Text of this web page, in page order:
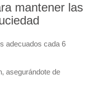
mantener las
adecuados cada 6
asegurándote de